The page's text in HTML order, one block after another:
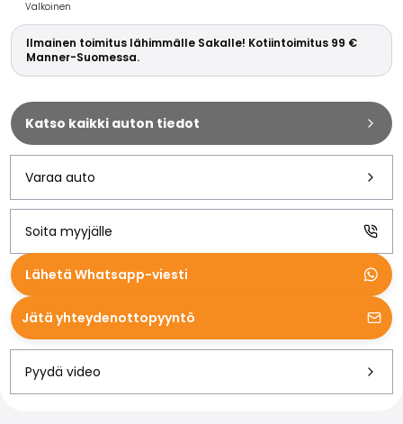
Mercedes-Benz
Polestar
Skoda
Tesla
Toyota
Volkswagen
Volvo
Myy autosi
Myy autosi
Myy yrityksen auto
Artikkeleita auton myyntiin liittyen
Muista nämä kun myyt auton!
Miten säilytän autoni arvon?
Tuotteet ja palvelut
Autoilun lisäpalvelut
SakaKasko
Valkoinen
Ilmainen toimitus lähimmälle Sakalle! Kotiintoimitus 99 €
Manner-Suomessa.
Katso kaikki auton tiedot
Varaa auto
Lähetä Whatsapp-viesti
Soita myyjälle
Jätä yhteydenottopyyntö
Pyydä video